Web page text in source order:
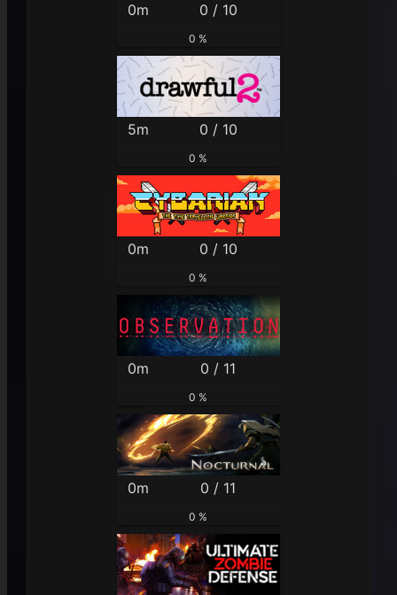
0m 0 / 10
0 %
5m 0 / 10
0 %
0m 0 / 10
0 %
0m 0 / 11
0 %
0m 0 / 11
0 %